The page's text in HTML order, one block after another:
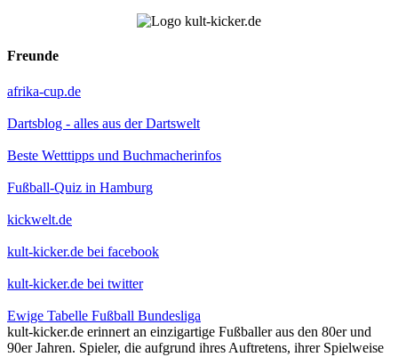
Freunde
afrika-cup.de
Dartsblog - alles aus der Dartswelt
Beste Wetttipps und Buchmacherinfos
Fußball-Quiz in Hamburg
kickwelt.de
kult-kicker.de bei facebook
kult-kicker.de bei twitter
Ewige Tabelle Fußball Bundesliga
kult-kicker.de erinnert an einzigartige Fußballer aus den 80er und
90er Jahren. Spieler, die aufgrund ihres Auftretens, ihrer Spielweise